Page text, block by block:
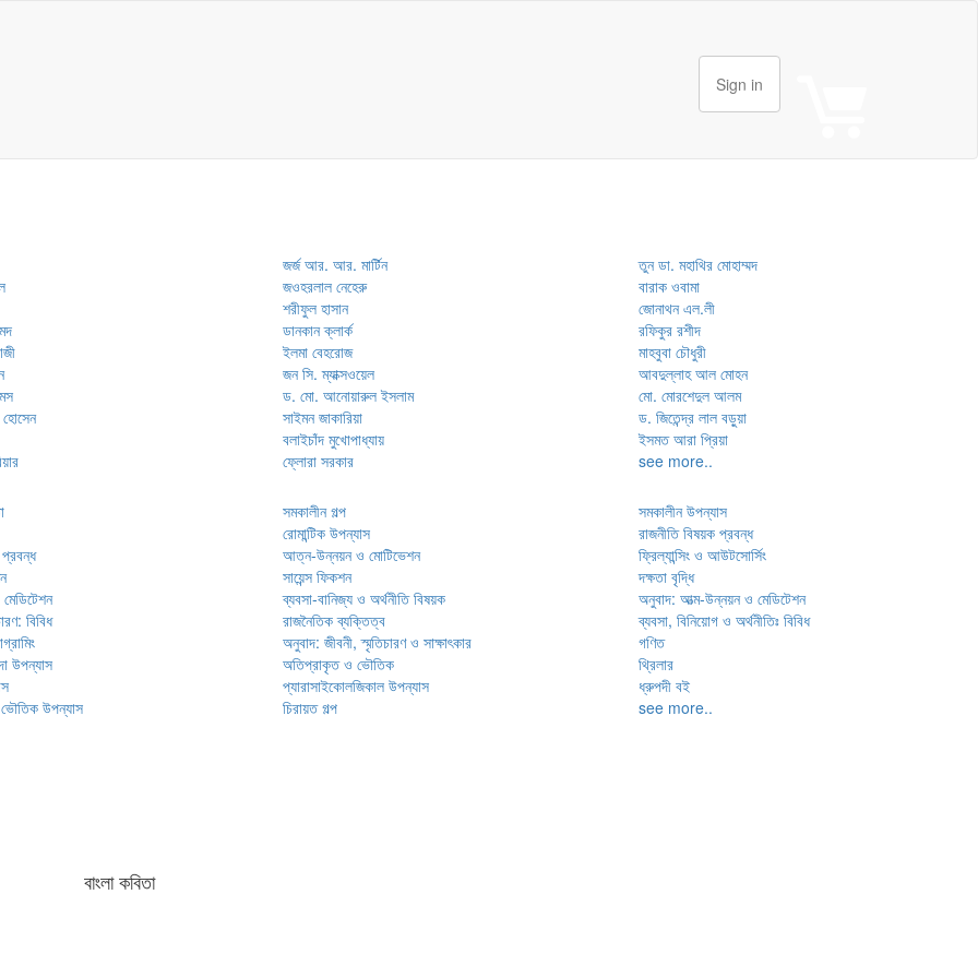
Sign in
জর্জ আর. আর. মার্টিন
তুন ডা. মহাথির মোহাম্মদ
জওহরলাল নেহেরু
বারাক ওবামা
শরীফুল হাসান
জোনাথন এল.লী
ডানকান ক্লার্ক
রফিকুর রশীদ
ইলমা বেহরোজ
মাহবুবা চৌধুরী
জন সি. ম্যাক্সওয়েল
আবদুল্লাহ আল মোহন
ড. মো. আনোয়ারুল ইসলাম
মো. মোরশেদুল আলম
সাইমন জাকারিয়া
ড. জিতেন্দ্র লাল বড়ুয়া
বলাইচাঁদ মুখোপাধ্যায়
ইসমত আরা প্রিয়া
ফ্লোরা সরকার
see more..
সমকালীন গল্প
সমকালীন উপন্যাস
রোমান্টিক উপন্যাস
রাজনীতি বিষয়ক প্রবন্ধ
প্রবন্ধ আত্ন-উন্নয়ন ও মোটিভেশন
ফ্রিল্যান্সিং ও আউটসোর্সিং
সায়েন্স ফিকশন
দক্ষতা বৃদ্ধি
ব্যবসা-বানিজ্য ও অর্থনীতি বিষয়ক
অনুবাদ: আত্ম-উন্নয়ন ও মেডিটেশন
বিবিধ রাজনৈতিক ব্যক্তিত্ব
ব্যবসা, বিনিয়োগ ও অর্থনীতিঃ বিবিধ
অনুবাদ: জীবনী, স্মৃতিচারণ ও সাক্ষাৎকার
গণিত
উপন্যাস অতিপ্রাকৃত ও ভৌতিক
থ্রিলার
প্যারাসাইকোলজিকাল উপন্যাস
ধ্রুপদী বই
উপন্যাস চিরায়ত গল্প
see more..
বাংলা কবিতা